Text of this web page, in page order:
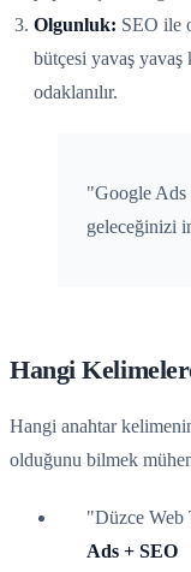
Olgunluk: SEO ile
bütçesi yavaş yavaş
odaklanılır.
"Google Ads
geleceğinizi
Hangi
Hangi anahtar
olduğunu bilmek
"Düzce Web
Ads + SEO